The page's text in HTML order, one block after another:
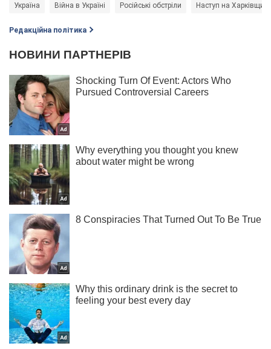
Україна Війна в Україні Російські обстріли Наступ на Харківщині
Редакційна політика